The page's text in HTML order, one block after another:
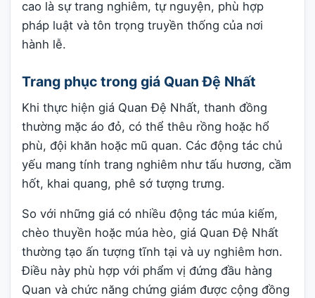
cao là sự trang nghiêm, tự nguyện, phù hợp
pháp luật và tôn trọng truyền thống của nơi
hành lễ.
Trang phục trong giá Quan Đệ Nhất
Khi thực hiện giá Quan Đệ Nhất, thanh đồng
thường mặc áo đỏ, có thể thêu rồng hoặc hổ
phù, đội khăn hoặc mũ quan. Các động tác chủ
yếu mang tính trang nghiêm như tấu hương, cầm
hốt, khai quang, phê sớ tượng trưng.
So với những giá có nhiều động tác múa kiếm,
chèo thuyền hoặc múa hèo, giá Quan Đệ Nhất
thường tạo ấn tượng tĩnh tại và uy nghiêm hơn.
Điều này phù hợp với phẩm vị đứng đầu hàng
Quan và chức năng chứng giám được cộng đồng